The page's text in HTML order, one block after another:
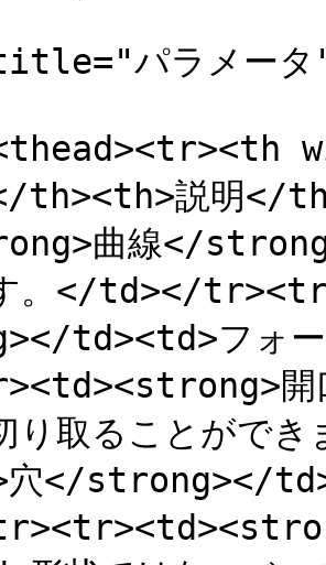
パラメータ
</th><th>説明
曲線</
。</td></
td><td>フォー
開
り取ることが
</strong></